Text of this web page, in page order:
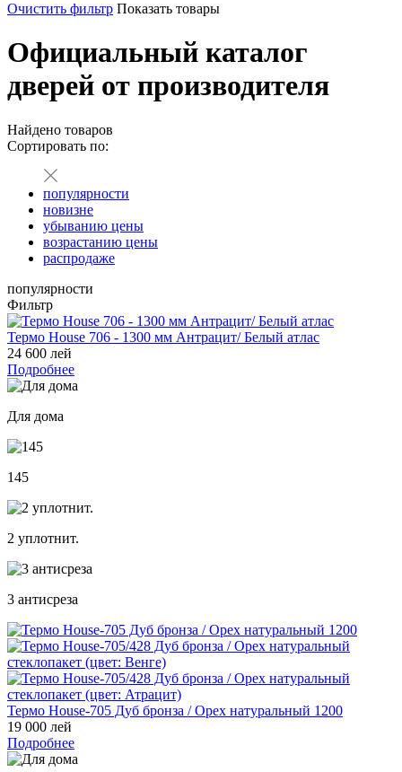
Очистить фильтр Показать товары
Официальный каталог
дверей от производителя
Найдено товаров
Сортировать по:
популярности
новизне
убыванию цены
возрастанию цены
распродаже
популярности
Фильтр
Термо House 706 - 1300 мм Антрацит/ Белый атлас
24 600 лей
Подробнее
Для дома
145
2 уплотнит.
3 антисреза
Термо House-705 Дуб бронза / Орех натуральный 1200
19 000 лей
Подробнее